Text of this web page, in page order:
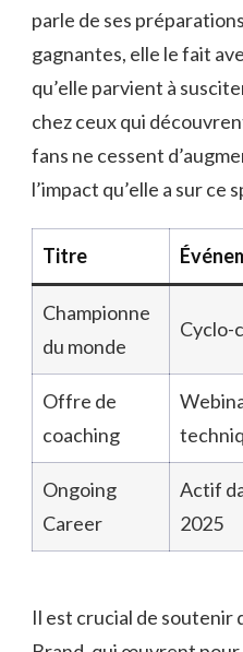
parle de ses
gagnantes, elle le fait
qu’elle parvient à
chez ceux qui
fans ne cessent
l’impact qu’elle a sur ce
Titre
Championne
du monde
Cyclo-
Offre de
coaching
Ongoing
Career
Actif
2025
Il est crucial de soutenir